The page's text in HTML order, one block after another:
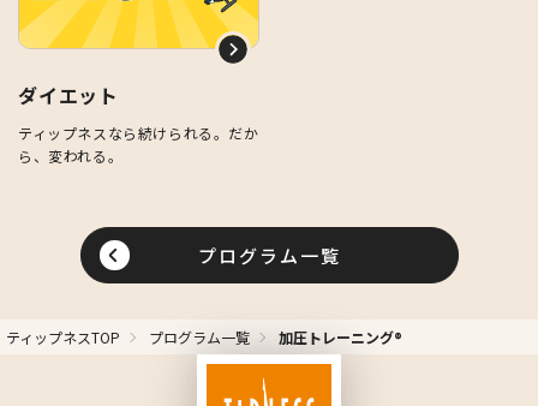
ダイエット
ティップネスなら続けられる。だか
ら、変われる。
プログラム一覧
ティップネスTOP プログラム一覧 加圧トレーニング®